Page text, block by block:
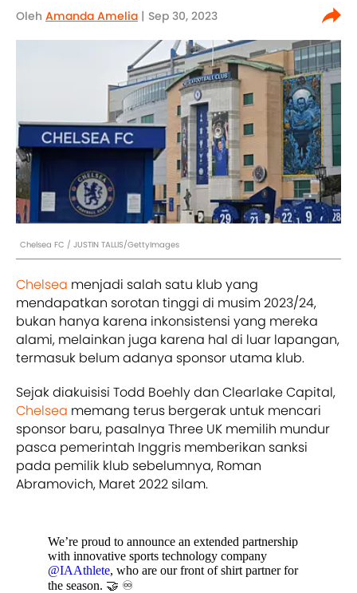
Oleh Amanda Amelia | Sep 30, 2023
Chelsea FC / JUSTIN TALLIS/GettyImages
Chelsea menjadi salah satu klub yang
mendapatkan sorotan tinggi di musim 2023/24,
bukan hanya karena inkonsistensi yang mereka
alami, melainkan juga karena hal di luar lapangan,
termasuk belum adanya sponsor utama klub.
Sejak diakuisisi Todd Boehly dan Clearlake Capital,
Chelsea memang terus bergerak untuk mencari
sponsor baru, pasalnya Three UK memilih mundur
pasca pemerintah Inggris memberikan sanksi
pada pemilik klub sebelumnya, Roman
Abramovich, Maret 2022 silam.
We’re proud to announce an extended partnership
with innovative sports technology company
@IAAthlete, who are our front of shirt partner for
the season. 🤝 ♾️